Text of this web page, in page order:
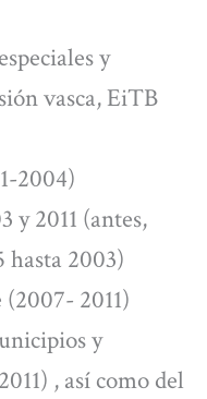
y
vasca, EiTB
2004)
y 2011 (antes,
hasta 2003)
2011)
y
, así como del